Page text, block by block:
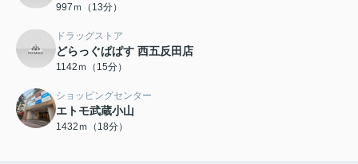
997ｍ（13分）
ドラッグストア
どらっぐぱぱす 西五反田店
1142ｍ（15分）
ショッピングセンター
エトモ武蔵小山
1432ｍ（18分）